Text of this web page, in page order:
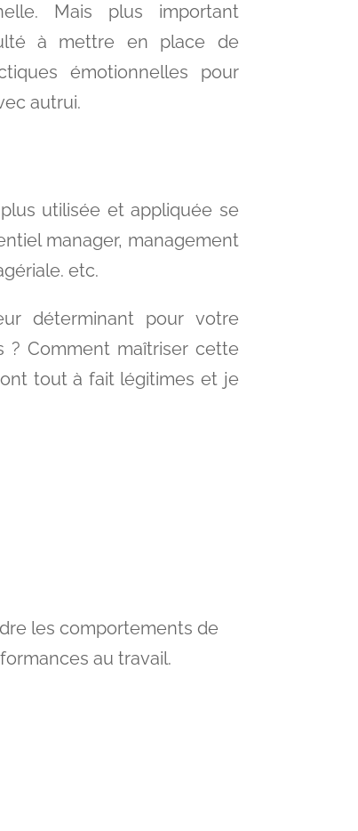
Mais plus important
à mettre en place de
émotionnelles pour
autrui.
utilisée et appliquée se
manager, management
etc.
déterminant pour votre
? Comment maîtriser cette
tout à fait légitimes et je
les comportements de
au travail.